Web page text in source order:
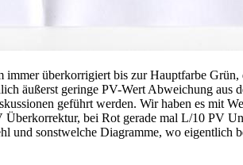
überkorrigiert bis zur Hauptfarbe
äußerst geringe PV-Wert Abweichung aus
geführt werden. Wir haben es mit
Überkorrektur, bei Rot gerade mal L/10 PV
und sonstwelche Diagramme, wo eigentlich